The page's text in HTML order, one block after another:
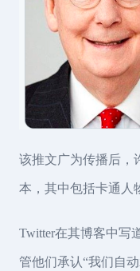
该推文广为传播后，
本，其中包括卡通人
Twitter在其博客中写
管他们承认“我们自